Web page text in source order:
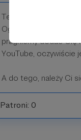
Teraz to już jesteś
Ogromnie dziękujemy
pragniemy dodać Cię
YouTube, oczywiście
A do tego, należy Ci
Patroni: 0